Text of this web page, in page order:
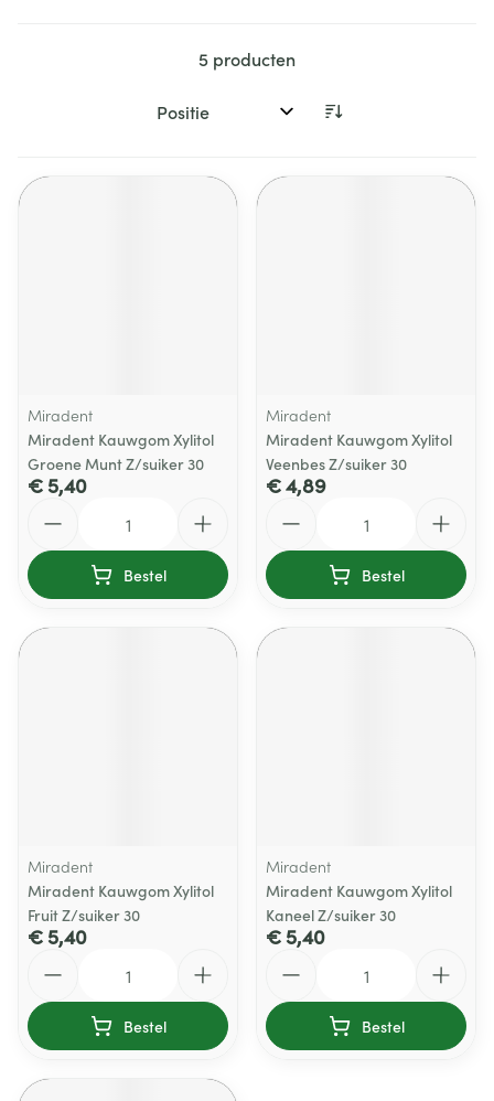
5 producten
Sorteer op:
Miradent
Miradent Kauwgom Xylitol
Groene Munt Z/suiker 30
€ 5,40
Bestel
Miradent
Miradent Kauwgom Xylitol
Veenbes Z/suiker 30
€ 4,89
Bestel
Miradent
Miradent Kauwgom Xylitol
Fruit Z/suiker 30
€ 5,40
Bestel
Miradent
Miradent Kauwgom Xylitol
Kaneel Z/suiker 30
€ 5,40
Bestel